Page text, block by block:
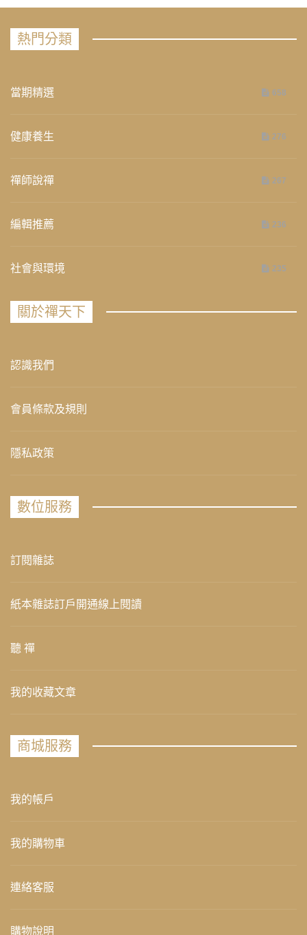
熱門分類
當期精選 658
健康養生 276
禪師說禪 267
編輯推薦 236
社會與環境 235
關於禪天下
認識我們
會員條款及規則
隱私政策
數位服務
訂閱雜誌
紙本雜誌訂戶開通線上閱讀
聽 禪
我的收藏文章
商城服務
我的帳戶
我的購物車
連絡客服
購物說明